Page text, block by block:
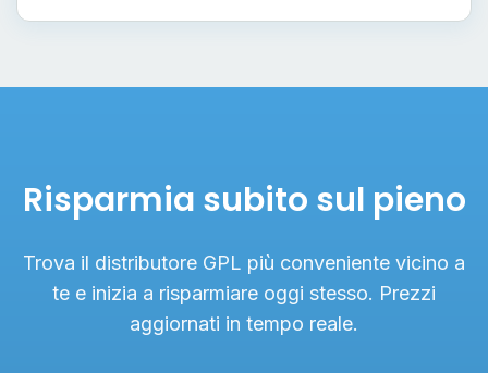
Risparmia subito sul pieno
Trova il distributore GPL più conveniente vicino a
te e inizia a risparmiare oggi stesso. Prezzi
aggiornati in tempo reale.